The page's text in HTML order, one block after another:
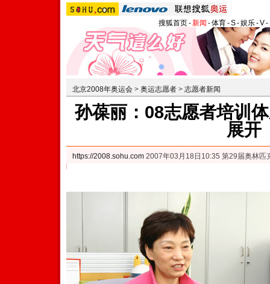
搜狐首页-新闻 -体育-S-娱乐-V-
北京2008年奥运会 > 奥运志愿者 > 志愿者新闻
孙葆丽：08志愿者培训
展开
https://2008.sohu.com 2007年03月18日10:35 第29届奥林匹